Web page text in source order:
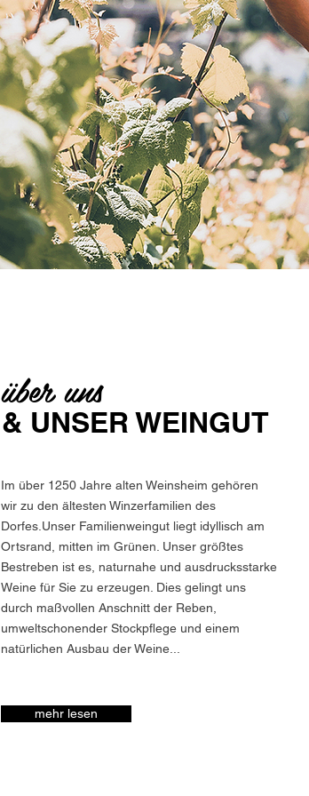
über uns
& UNSER WEINGUT
Im über 1250 Jahre alten Weinsheim gehören
wir zu den ältesten Winzerfamilien des
Dorfes.Unser Familienweingut liegt idyllisch am
Ortsrand, mitten im Grünen. Unser größtes
Bestreben ist es, naturnahe und ausdrucksstarke
Weine für Sie zu erzeugen. Dies gelingt uns
durch maßvollen Anschnitt der Reben,
umweltschonender Stockpflege und einem
natürlichen Ausbau der Weine...
mehr lesen